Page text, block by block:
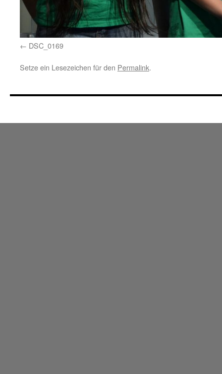
DSC_0169
Setze ein Lesezeichen für den Permalink.